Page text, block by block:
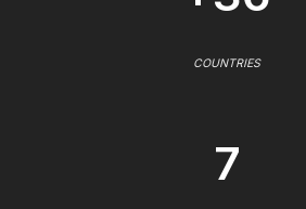
COUNTRIES
7